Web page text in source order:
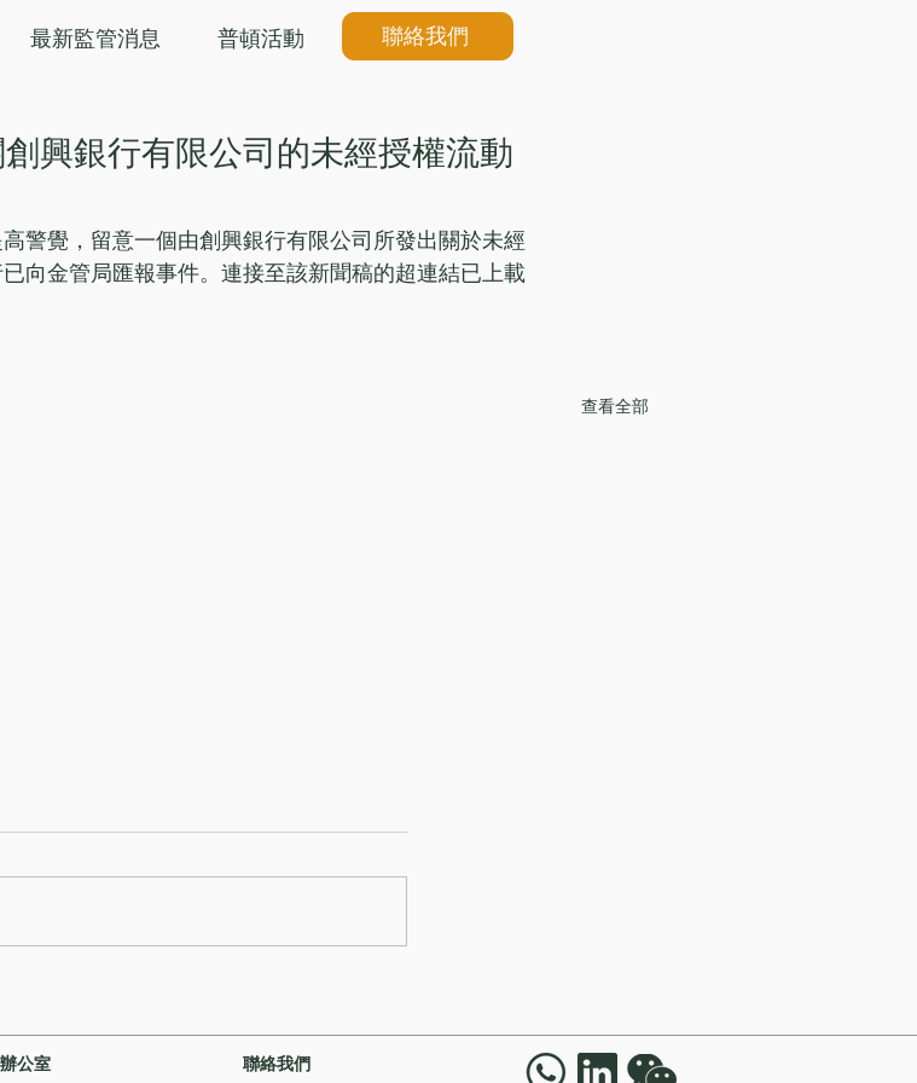
最新監管消息 普頓活動 聯絡我們
興銀行有限公司的未經授權流動
警覺，留意一個由創興銀行有限公司所發出關於未經
向金管局匯報事件。連接至該新聞稿的超連結已上載
查看全部
發出穩定幣發行人牌照
公室 聯絡我們